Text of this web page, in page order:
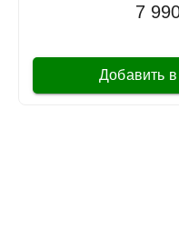
7
Добавить в